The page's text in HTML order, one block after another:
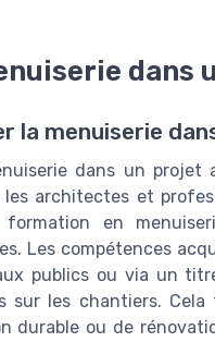
la menuiserie
dans un
les architectes et
formation en
Les compétences
publics ou via un
sur les chantiers.
durable ou de